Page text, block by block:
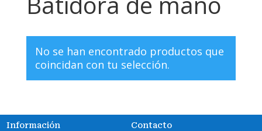
No se han encontrado productos que
coincidan con tu selección.
Información Contacto